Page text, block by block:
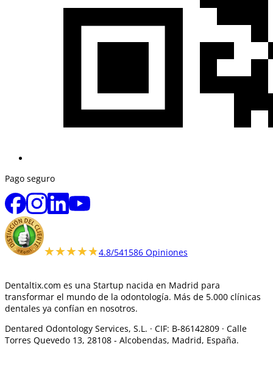
Pago seguro
★★★★★
★★★★★4.8/541586 Opiniones
Dentaltix.com es una Startup nacida en Madrid para
transformar el mundo de la odontología. Más de 5.000 clínicas
dentales ya confían en nosotros.
Dentared Odontology Services, S.L. · CIF: B-86142809 · Calle
Torres Quevedo 13, 28108 - Alcobendas, Madrid, España.